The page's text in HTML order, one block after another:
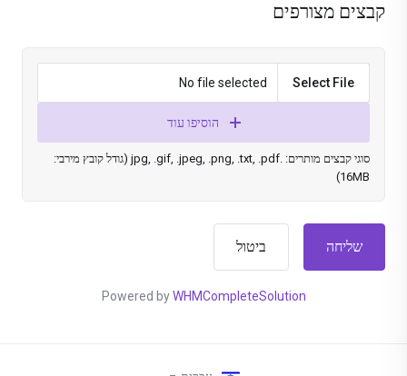
קבצים מצורפים
Select File
No file selected
הוסיפו עוד
סוגי קבצים מותרים: .jpg, .gif, .jpeg, .png, .txt, .pdf (גודל קובץ מירבי:
16MB)
ביטול
Powered byWHMCompleteSolution